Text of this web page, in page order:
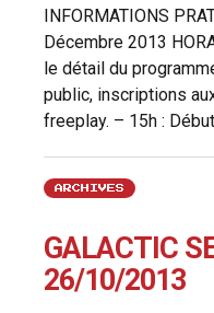
INFORMATIONS
Décembre 2013
le détail du
public, inscriptions
freeplay. – 15h :
ARCHIVES
GALACTIC
26/10/2013